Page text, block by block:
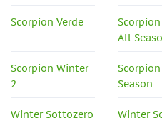
Scorpion Verde
All
Scorpion Winter
2
Season
Winter Sottozero
Winter